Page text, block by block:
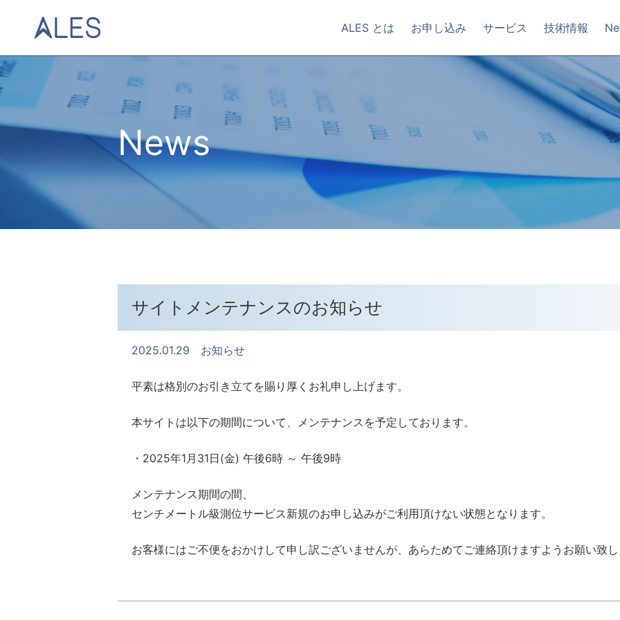
ALES とは お申し込み サービス 技術情報
News
サイトメンテナンスのお知らせ
2025.01.29 お知らせ
平素は格別のお引き立てを賜り厚くお礼申し上げます。
本サイトは以下の期間について、メンテナンスを予定しております。
・2025年1月31日(金) 午後6時 ～ 午後9時
メンテナンス期間の間、
センチメートル級測位サービス新規のお申し込みがご利用頂けない状態となります。
お客様にはご不便をおかけして申し訳ございませんが、あらためてご連絡頂けますようお願い致